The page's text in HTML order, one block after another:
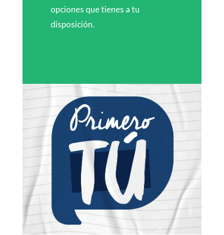
opciones que tienes a tu
disposición.